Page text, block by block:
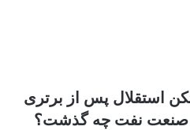
استقلال پس از برتری
صنعت نفت چه گذشت؟